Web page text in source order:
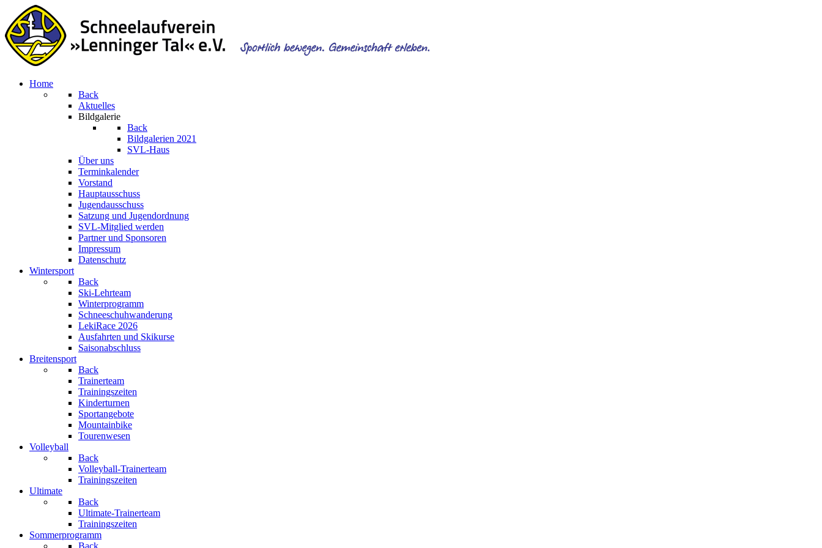
Home
Back
Aktuelles
Bildgalerie
Back
Bildgalerien 2021
SVL-Haus
Über uns
Terminkalender
Vorstand
Hauptausschuss
Jugendausschuss
Satzung und Jugendordnung
SVL-Mitglied werden
Partner und Sponsoren
Impressum
Datenschutz
Wintersport
Back
Ski-Lehrteam
Winterprogramm
Schneeschuhwanderung
LekiRace 2026
Ausfahrten und Skikurse
Saisonabschluss
Breitensport
Back
Trainerteam
Trainingszeiten
Kinderturnen
Sportangebote
Mountainbike
Tourenwesen
Volleyball
Back
Volleyball-Trainerteam
Trainingszeiten
Ultimate
Back
Ultimate-Trainerteam
Trainingszeiten
Sommerprogramm
Back